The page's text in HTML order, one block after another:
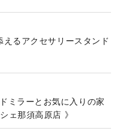
えるアクセサリースタンド
ミラーとお気に入りの家
ェ那須高原店 》